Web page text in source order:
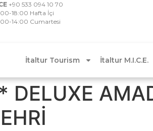
+90 533 094 10 70
18:00 Hafta İçi
14:00 Cumartesi
İtaltur Tourism İtaltur M.I.C.E.
DELUXE